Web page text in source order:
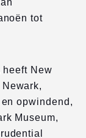
tot
New
opwindend,
Museum,